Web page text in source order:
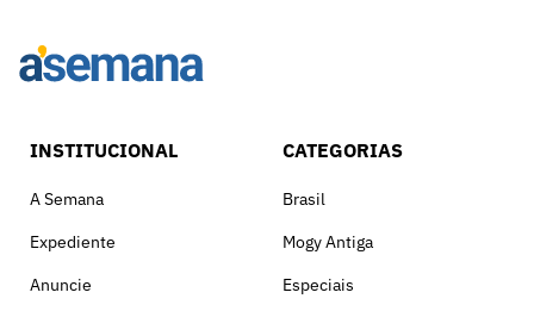
INSTITUCIONAL
A Semana
Expediente
Anuncie
CATEGORIAS
Brasil
Mogy Antiga
Especiais